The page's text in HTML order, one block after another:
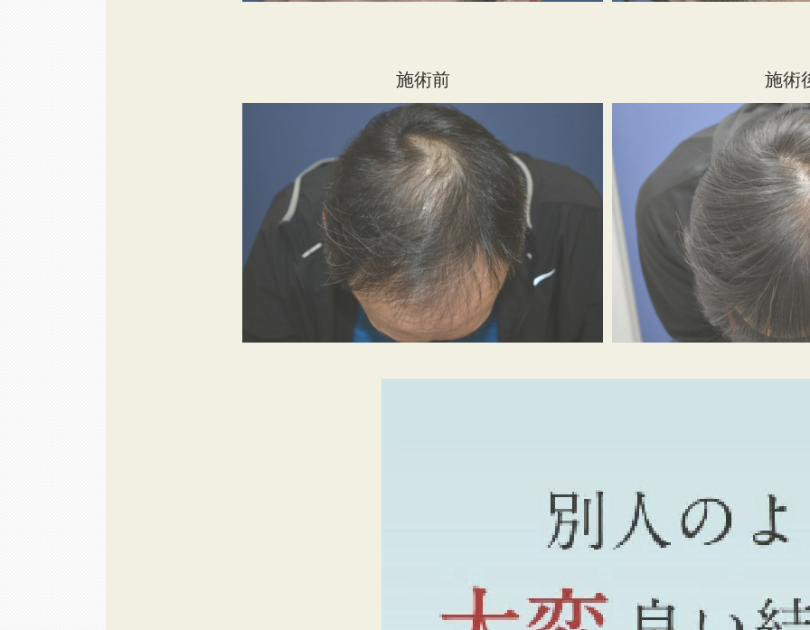
施術前 施術